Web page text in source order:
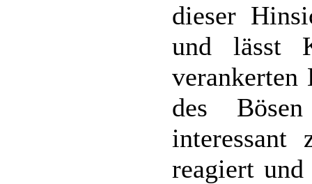
dieser
und lässt
verankerten
des
interessant
reagiert